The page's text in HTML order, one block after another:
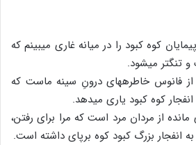
کوه کبود را در میانه غاری می‏بینم که
تنگ‏تر می‏شود.
از فانوس خاطره‏های درونِ سینه ماست که
کوه کبود یاری می‏دهد.
مانده از مردان مرد است که مرا برای رفتن،
انفجار بزرگ کبود کوه برپای داشته است.